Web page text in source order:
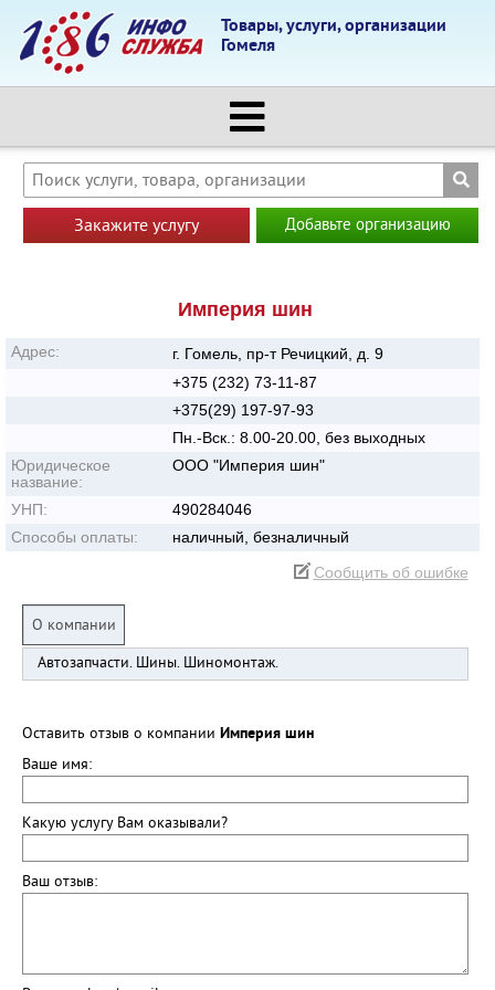
Товары, услуги, организации
Гомеля
Закажите услугу Добавьте организацию
Империя шин
Адрес:
г. Гомель, пр-т Речицкий, д. 9
+375 (232) 73-11-87
+375(29) 197-97-93
Пн.-Вск.: 8.00-20.00, без выходных
Юридическое
название:
ООО "Империя шин"
УНП:
490284046
Способы оплаты:
наличный, безналичный
Сообщить об ошибке
О компании
Автозапчасти. Шины. Шиномонтаж.
Оставить отзыв о компании Империя шин
Ваше имя:
Какую услугу Вам оказывали?
Ваш отзыв: